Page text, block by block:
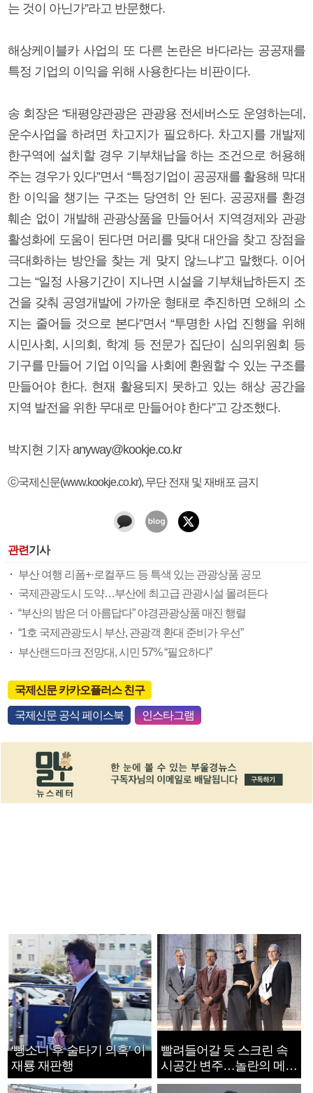
는 것이 아닌가”라고 반문했다.
해상케이블카 사업의 또 다른 논란은 바다라는 공공재를
특정 기업의 이익을 위해 사용한다는 비판이다.
송 회장은 “태평양관광은 관광용 전세버스도 운영하는데,
운수사업을 하려면 차고지가 필요하다. 차고지를 개발제
한구역에 설치할 경우 기부채납을 하는 조건으로 허용해
주는 경우가 있다”면서 “특정기업이 공공재를 활용해 막대
한 이익을 챙기는 구조는 당연히 안 된다. 공공재를 환경
훼손 없이 개발해 관광상품을 만들어서 지역경제와 관광
활성화에 도움이 된다면 머리를 맞대 대안을 찾고 장점을
극대화하는 방안을 찾는 게 맞지 않느냐”고 말했다. 이어
그는 “일정 사용기간이 지나면 시설을 기부채납하든지 조
건을 갖춰 공영개발에 가까운 형태로 추진하면 오해의 소
지는 줄어들 것으로 본다”면서 “투명한 사업 진행을 위해
시민사회, 시의회, 학계 등 전문가 집단이 심의위원회 등
기구를 만들어 기업 이익을 사회에 환원할 수 있는 구조를
만들어야 한다. 현재 활용되지 못하고 있는 해상 공간을
지역 발전을 위한 무대로 만들어야 한다”고 강조했다.
박지현 기자 anyway@kookje.co.kr
ⓒ국제신문(www.kookje.co.kr), 무단 전재 및 재배포 금지
관련기사
부산 여행 리폼+·로컬푸드 등 특색 있는 관광상품 공모
국제관광도시 도약…부산에 최고급 관광시설 몰려든다
“부산의 밤은 더 아름답다” 야경관광상품 매진 행렬
“1호 국제관광도시 부산, 관광객 환대 준비가 우선”
부산랜드마크 전망대, 시민 57% “필요하다”
국제신문 카카오플러스 친구
국제신문 공식 페이스북 인스타그램
‘뺑소니 후 술타기 의혹’ 이
재룡 재판행
빨려들어갈 듯 스크린 속
시공간 변주…놀란의 메시
지는 ‘전쟁 속죄’